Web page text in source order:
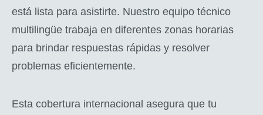
está lista para asistirte. Nuestro equipo técnico
multilingüe trabaja en diferentes zonas horarias
para brindar respuestas rápidas y resolver
problemas eficientemente.
Esta cobertura internacional asegura que tu